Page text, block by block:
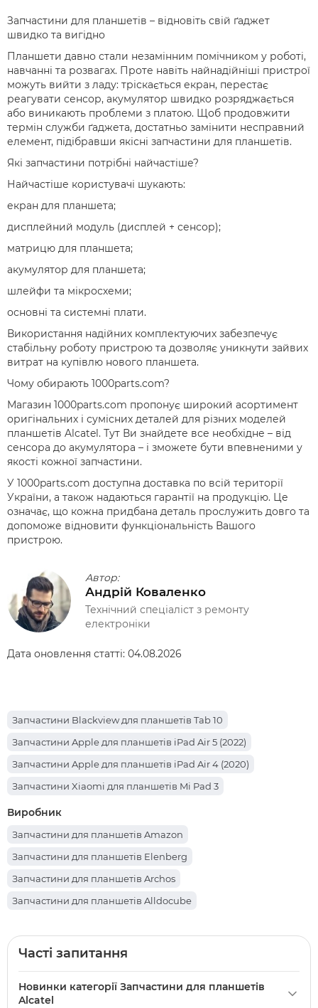
Запчастини для планшетів – відновіть свій ґаджет
швидко та вигідно
Планшети давно стали незамінним помічником у роботі,
навчанні та розвагах. Проте навіть найнадійніші пристрої
можуть вийти з ладу: тріскається екран, перестає
реагувати сенсор, акумулятор швидко розряджається
або виникають проблеми з платою. Щоб продовжити
термін служби ґаджета, достатньо замінити несправний
елемент, підібравши якісні запчастини для планшетів.
Які запчастини потрібні найчастіше?
Найчастіше користувачі шукають:
екран для планшета;
дисплейний модуль (дисплей + сенсор);
матрицю для планшета;
акумулятор для планшета;
шлейфи та мікросхеми;
основні та системні плати.
Використання надійних комплектуючих забезпечує
стабільну роботу пристрою та дозволяє уникнути зайвих
витрат на купівлю нового планшета.
Чому обирають 1000parts.com?
Магазин 1000parts.com пропонує широкий асортимент
оригінальних і сумісних деталей для різних моделей
планшетів Alcatel. Тут Ви знайдете все необхідне – від
сенсора до акумулятора – і зможете бути впевненими у
якості кожної запчастини.
У 1000parts.com доступна доставка по всій території
України, а також надаються гарантії на продукцію. Це
означає, що кожна придбана деталь прослужить довго та
допоможе відновити функціональність Вашого
пристрою.
Автор:
Андрій Коваленко
Технічний спеціаліст з ремонту
електроніки
Дата оновлення статті: 04.08.2026
Запчастини Blackview для планшетів Tab 10
Запчастини Apple для планшетів iPad Air 5 (2022)
Запчастини Apple для планшетів iPad Air 4 (2020)
Запчастини Xiaomi для планшетів Mi Pad 3
Запчастини Sigma для планшетів Mobile Tab A1025 X-treme
Запчастини Sigma для планшетів Mobile Tab A1010 Neo 64
Запчастини Lenovo для планшетів Legion Y700
Запчастини Prestigio для планшетів Muze PMT3231
Запчастини Lenovo для планшетів Yoga Smart Tab YT-X705
Запчастини Teclast для планшетів P85T
Запчастини Nomi для планшетів C101014 Ultra4
Виробник
Запчастини для планшетів Amazon
Запчастини для планшетів Elenberg
Запчастини для планшетів Archos
Запчастини для планшетів Alldocube
Запчастини для планшетів Партномера
Запчастини для планшетів iHunt
Часті запитання
Новинки категорії Запчастини для планшетів
Alcatel